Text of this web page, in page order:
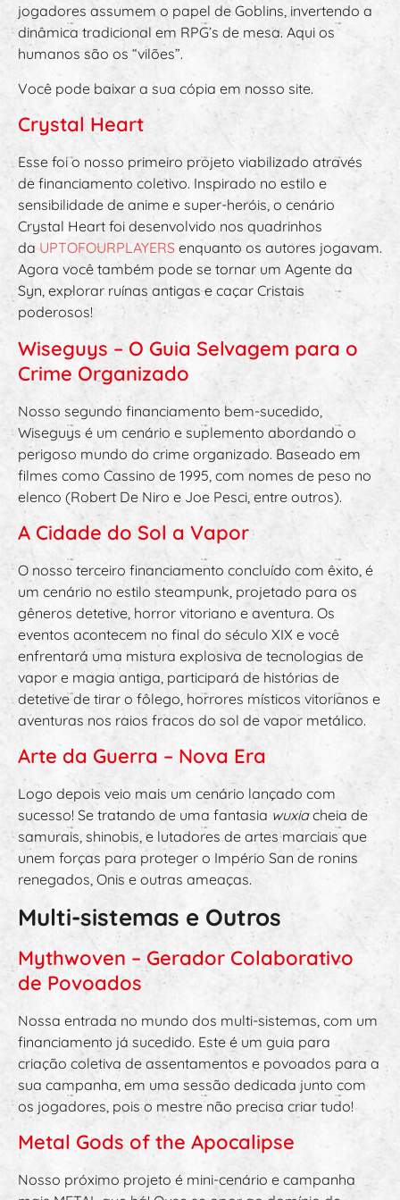
jogadores assumem o papel de Goblins, invertendo a
dinâmica tradicional em RPG’s de mesa. Aqui os
humanos são os “vilões”.
Você pode baixar a sua cópia em nosso site.
Crystal Heart
Esse foi o nosso primeiro projeto viabilizado através
de financiamento coletivo. Inspirado no estilo e
sensibilidade de anime e super-heróis, o cenário
Crystal Heart foi desenvolvido nos quadrinhos
da UPTOFOURPLAYERS enquanto os autores jogavam.
Agora você também pode se tornar um Agente da
Syn, explorar ruínas antigas e caçar Cristais
poderosos!
Wiseguys – O Guia Selvagem para o
Crime Organizado
Nosso segundo financiamento bem-sucedido,
Wiseguys é um cenário e suplemento abordando o
perigoso mundo do crime organizado. Baseado em
filmes como Cassino de 1995, com nomes de peso no
elenco (Robert De Niro e Joe Pesci, entre outros).
A Cidade do Sol a Vapor
O nosso terceiro financiamento concluído com êxito, é
um cenário no estilo steampunk, projetado para os
gêneros detetive, horror vitoriano e aventura. Os
eventos acontecem no final do século XIX e você
enfrentará uma mistura explosiva de tecnologias de
vapor e magia antiga, participará de histórias de
detetive de tirar o fôlego, horrores místicos vitorianos e
aventuras nos raios fracos do sol de vapor metálico.
Arte da Guerra – Nova Era
Logo depois veio mais um cenário lançado com
sucesso! Se tratando de uma fantasia wuxiacheia de
samurais, shinobis, e lutadores de artes marciais que
unem forças para proteger o Império San de ronins
renegados, Onis e outras ameaças.
Multi-sistemas e Outros
Mythwoven – Gerador Colaborativo
de Povoados
Nossa entrada no mundo dos multi-sistemas, com um
financiamento já sucedido. Este é um guia para
criação coletiva de assentamentos e povoados para a
sua campanha, em uma sessão dedicada junto com
os jogadores, pois o mestre não precisa criar tudo!
Metal Gods of the Apocalipse
Nosso próximo projeto é mini-cenário e campanha